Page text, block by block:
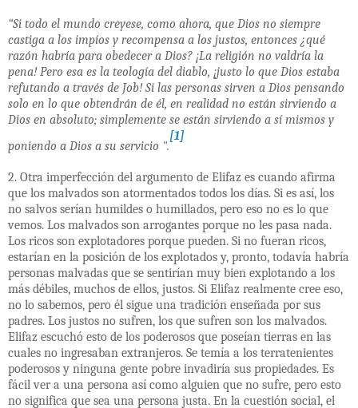
“Si todo el mundo creyese, como ahora, que Dios no siempre
castiga a los impíos y recompensa a los justos, entonces ¿qué
razón habría para obedecer a Dios? ¡La religión no valdría la
pena! Pero esa es la teología del diablo, ¡justo lo que Dios estaba
refutando a través de Job! Si las personas sirven a Dios pensando
solo en lo que obtendrán de él, en realidad no están sirviendo a
Dios en absoluto; simplemente se están sirviendo a sí mismos y
poniendo a Dios a su servicio ".
[1]
2. Otra imperfección del argumento de Elifaz es cuando afirma
que los malvados son atormentados todos los días. Si es así, los
no salvos serían humildes o humillados, pero eso no es lo que
vemos. Los malvados son arrogantes porque no les pasa nada.
Los ricos son explotadores porque pueden. Si no fueran ricos,
estarían en la posición de los explotados y, pronto, todavía habría
personas malvadas que se sentirían muy bien explotando a los
más débiles, muchos de ellos, justos. Si Elifaz realmente cree eso,
no lo sabemos, pero él sigue una tradición enseñada por sus
padres. Los justos no sufren, los que sufren son los malvados.
Elifaz escuchó esto de los poderosos que poseían tierras en las
cuales no ingresaban extranjeros. Se temía a los terratenientes
poderosos y ninguna gente pobre invadiría sus propiedades. Es
fácil ver a una persona así como alguien que no sufre, pero esto
no significa que sea una persona justa. En la cuestión social, el